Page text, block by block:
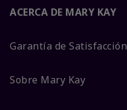
ACERCA DE MARY KAY
Garantía de Satisfacción
Sobre Mary Kay